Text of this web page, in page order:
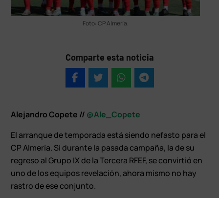
Foto: CP Almería.
Comparte esta noticia
Alejandro Copete // @Ale_Copete
El arranque de temporada está siendo nefasto para el
CP Almería. Si durante la pasada campaña, la de su
regreso al Grupo IX de la Tercera RFEF, se convirtió en
uno de los equipos revelación, ahora mismo no hay
rastro de ese conjunto.